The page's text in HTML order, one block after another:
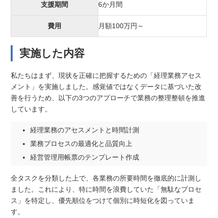
支援期間 6か月間
費用 月額100万円～
実施した内容
私たちはまず、現状を正確に把握するための「経理業務アセス
メント」を実施しました。感覚値ではなくデータに基づいた改
善を行うため、以下の3つのアプローチで業務の整理整頓を推進
しています。
経理業務のアセスメントと時間計測
業務プロセスの最適化と品質向上
経営管理用帳票のテンプレート作成
全タスクを分類した上で、各業務の所要時間を徹底的に計測し
ました。これにより、特に時間を浪費していた「無駄なプロセ
ス」を特定し、優先順位をつけて個別に時短化を図っていま
す。